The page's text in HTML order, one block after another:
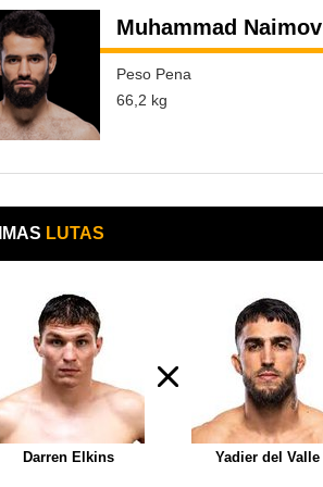
Muhammad Naimov
Peso Pena
66,2 kg
LUTAS
Darren Elkins Yadier del Valle